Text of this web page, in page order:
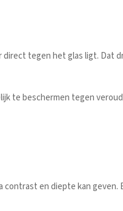
tegen het glas ligt. Dat
te beschermen tegen
en diepte kan geven.